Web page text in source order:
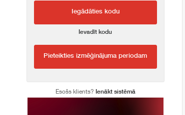
Iegādāties kodu
Ievadīt kodu
Pieteikties izmēģinājuma periodam
Esošs klients? Ienākt sistēmā